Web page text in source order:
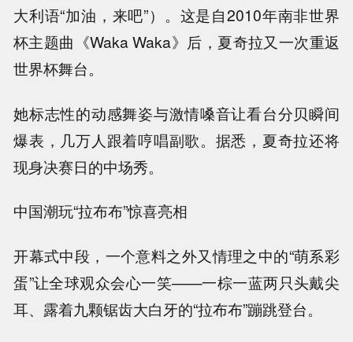
大利语“加油，来吧”）。这是自2010年南非世界
杯主题曲《Waka Waka》后，夏奇拉又一次重返
世界杯舞台。
她标志性的动感舞姿与激情嗓音让看台分贝瞬间
爆表，几万人跟着哼唱副歌。据悉，夏奇拉还将
现身决赛日的中场秀。
中国潮玩“拉布布”惊喜亮相
开幕式中段，一个意料之外又情理之中的“萌系彩
蛋”让全球观众会心一笑——一棕一蓝两只头戴尖
耳、露着九颗锯齿大白牙的“拉布布”蹦跳登台。